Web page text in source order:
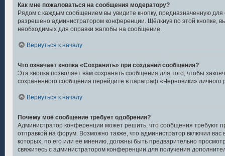
Как мне пожаловаться на сообщения модератору?
Рядом с каждым сообщением вы увидите кнопку, предназначенную для
разрешено администратором конференции. Щёлкнув по этой кнопке,
необходимых для оправки жалобы на сообщение.
Вернуться к началу
Что означает кнопка «Сохранить» при создании сообщения?
Эта кнопка позволяет вам сохранять сообщения для того, чтобы
сохранённого сообщения перейдите в параграф «Черновики» личного
Вернуться к началу
Почему моё сообщение требует одобрения?
Администратор конференции может решить, что сообщения требуют
отправкой на форум. Возможно также, что администратор включил вас
которых, по его или её мнению, должны быть предварительно
свяжитесь с администратором конференции для получения